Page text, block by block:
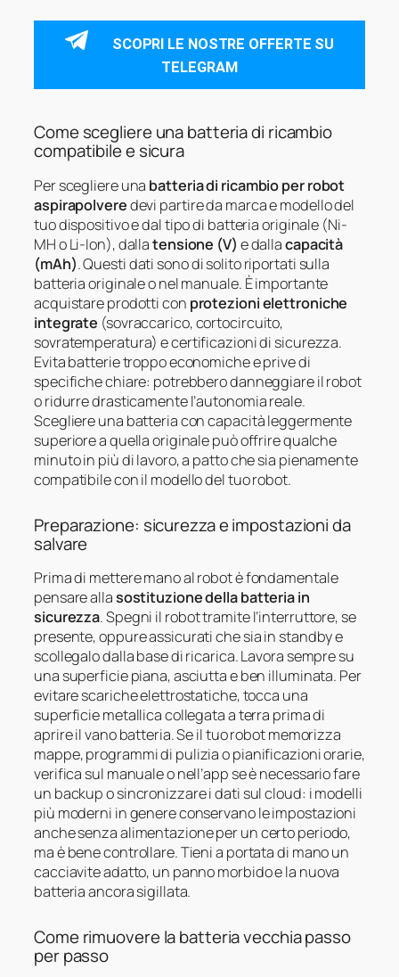
SCOPRI LE NOSTRE OFFERTE SU
TELEGRAM
Come scegliere una batteria di ricambio
compatibile e sicura
Per scegliere una batteria di ricambio per robot
aspirapolveredevi partire da marca e modello del
tuo dispositivo e dal tipo di batteria originale (Ni-
MH o Li-Ion), dallatensione (V) e dallacapacità
(mAh). Questi dati sono di solito riportati sulla
batteria originale o nel manuale. È importante
acquistare prodotti con protezioni elettroniche
integrate (sovraccarico, cortocircuito,
sovratemperatura) e certificazioni di sicurezza.
Evita batterie troppo economiche e prive di
specifiche chiare: potrebbero danneggiare il robot
o ridurre drasticamente l’autonomia reale.
Scegliere una batteria con capacità leggermente
superiore a quella originale può offrire qualche
minuto in più di lavoro, a patto che sia pienamente
compatibile con il modello del tuo robot.
Preparazione: sicurezza e impostazioni da
salvare
Prima di mettere mano al robot è fondamentale
pensare allasostituzione della batteria in
sicurezza. Spegni il robot tramite l’interruttore, se
presente, oppure assicurati che sia in standby e
scollegalo dalla base di ricarica. Lavora sempre su
una superficie piana, asciutta e ben illuminata. Per
evitare scariche elettrostatiche, tocca una
superficie metallica collegata a terra prima di
aprire il vano batteria. Se il tuo robot memorizza
mappe, programmi di pulizia o pianificazioni orarie,
verifica sul manuale o nell’app se è necessario fare
un backup o sincronizzare i dati sul cloud: i modelli
più moderni in genere conservano le impostazioni
anche senza alimentazione per un certo periodo,
ma è bene controllare. Tieni a portata di mano un
cacciavite adatto, un panno morbido e la nuova
batteria ancora sigillata.
Come rimuovere la batteria vecchia passo
per passo